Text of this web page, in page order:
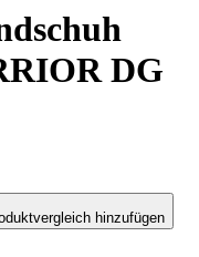
DG
hinzufügen